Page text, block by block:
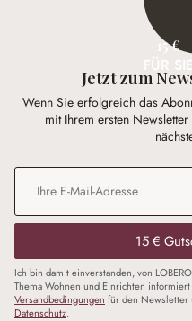
15 €
Jetzt zum
Wenn Sie erfolgreich das
mit Ihrem ersten
E-Mail-Adresse
15 €
Ich bin damit einverstanden, von
Thema Wohnen und Einrichten
Versandbedingungen für den Newsletter
Datenschutz.